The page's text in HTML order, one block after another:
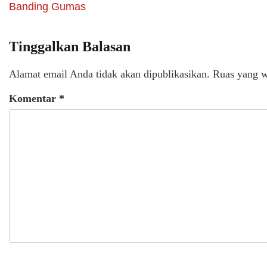
Banding Gumas
Tinggalkan Balasan
Alamat email Anda tidak akan dipublikasikan. Ruas yang
Komentar *